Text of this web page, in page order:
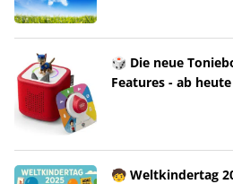
🎲 Die neue
Features - ab
🧒 Weltkindertag